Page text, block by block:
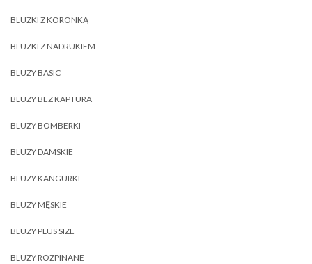
BLUZKI Z KORONKĄ
BLUZKI Z NADRUKIEM
BLUZY BASIC
BLUZY BEZ KAPTURA
BLUZY BOMBERKI
BLUZY DAMSKIE
BLUZY KANGURKI
BLUZY MĘSKIE
BLUZY PLUS SIZE
BLUZY ROZPINANE